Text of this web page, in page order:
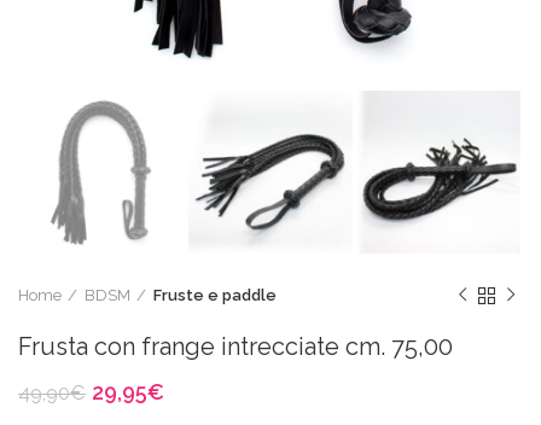
Home BDSM Fruste e paddle
Frusta con frange intrecciate cm. 75,00
49,90€ Il
29,95€